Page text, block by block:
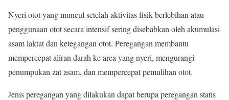
Nyeri otot yang muncul setelah aktivitas fisik berlebihan atau
penggunaan otot secara intensif sering disebabkan oleh akumulasi
asam laktat dan ketegangan otot. Peregangan membantu
mempercepat aliran darah ke area yang nyeri, mengurangi
penumpukan zat asam, dan mempercepat pemulihan otot.
Jenis peregangan yang dilakukan dapat berupa peregangan statis